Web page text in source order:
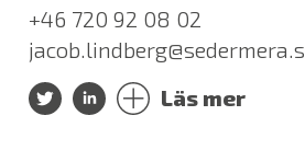
+46 720 92 08 02
Läs mer